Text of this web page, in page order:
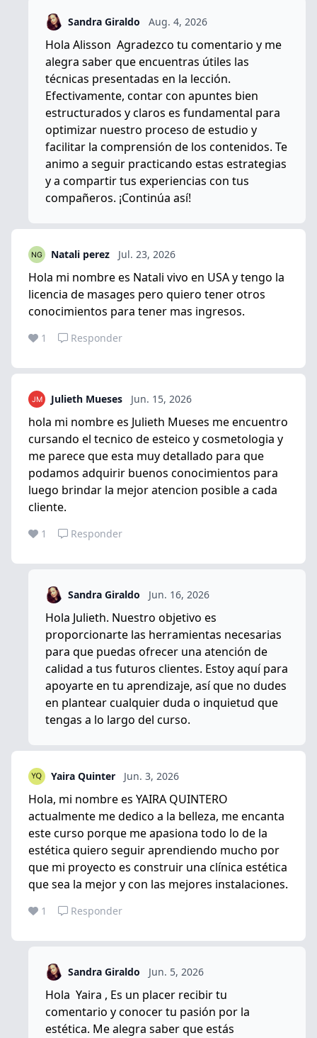
Sandra Giraldo Aug. 4, 2026
Hola Alisson Agradezco tu comentario y me
alegra saber que encuentras útiles las
técnicas presentadas en la lección.
Efectivamente, contar con apuntes bien
estructurados y claros es fundamental para
optimizar nuestro proceso de estudio y
facilitar la comprensión de los contenidos. Te
animo a seguir practicando estas estrategias
y a compartir tus experiencias con tus
compañeros. ¡Continúa así!
Natali perez Jul. 23, 2026
Hola mi nombre es Natali vivo en USA y tengo la
licencia de masages pero quiero tener otros
conocimientos para tener mas ingresos.
1 Responder
Julieth Mueses Jun. 15, 2026
hola mi nombre es Julieth Mueses me encuentro
cursando el tecnico de esteico y cosmetologia y
me parece que esta muy detallado para que
podamos adquirir buenos conocimientos para
luego brindar la mejor atencion posible a cada
cliente.
1 Responder
Sandra Giraldo Jun. 16, 2026
Hola Julieth. Nuestro objetivo es
proporcionarte las herramientas necesarias
para que puedas ofrecer una atención de
calidad a tus futuros clientes. Estoy aquí para
apoyarte en tu aprendizaje, así que no dudes
en plantear cualquier duda o inquietud que
tengas a lo largo del curso.
Yaira Quinter Jun. 3, 2026
Hola, mi nombre es YAIRA QUINTERO
actualmente me dedico a la belleza, me encanta
este curso porque me apasiona todo lo de la
estética quiero seguir aprendiendo mucho por
que mi proyecto es construir una clínica estética
que sea la mejor y con las mejores instalaciones.
1 Responder
Sandra Giraldo Jun. 5, 2026
Hola Yaira , Es un placer recibir tu
comentario y conocer tu pasión por la
estética. Me alegra saber que estás